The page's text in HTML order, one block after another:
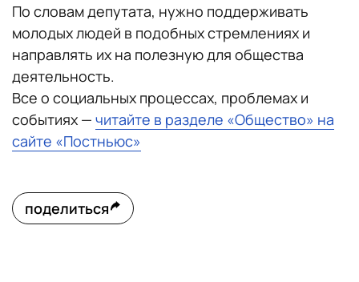
По словам депутата, нужно поддерживать
молодых людей в подобных стремлениях и
направлять их на полезную для общества
деятельность.
Все о социальных процессах, проблемах и
событиях — читайте в разделе «Общество» на
сайте «Постньюс»
поделиться